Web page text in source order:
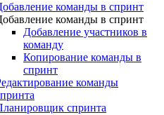
команды в спринт
команды в спринт
Добавление участников в
команду
Копирование команды в
спринт
команды
спринта